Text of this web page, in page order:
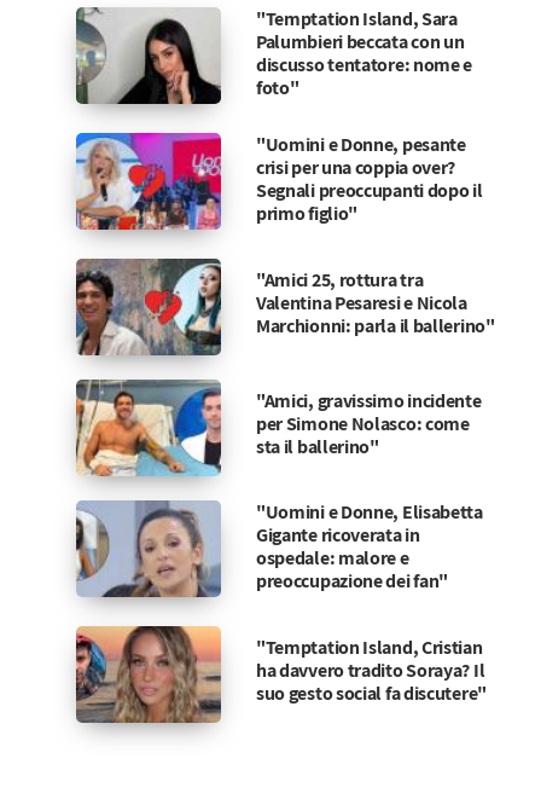
"Temptation Island, Sara
Palumbieri beccata con un
discusso tentatore: nome e
foto"
"Uomini e Donne, pesante
crisi per una coppia over?
Segnali preoccupanti dopo il
primo figlio"
"Amici 25, rottura tra
Valentina Pesaresi e Nicola
Marchionni: parla il ballerino"
"Amici, gravissimo incidente
per Simone Nolasco: come
sta il ballerino"
"Uomini e Donne, Elisabetta
Gigante ricoverata in
ospedale: malore e
preoccupazione dei fan"
"Temptation Island, Cristian
ha davvero tradito Soraya? Il
suo gesto social fa discutere"